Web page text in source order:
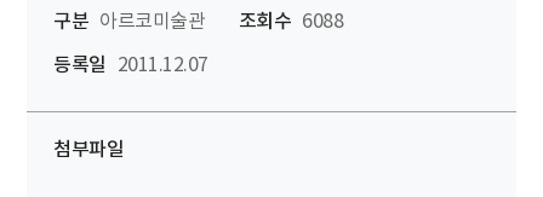
구분 아르코미술관 조회수 6088
등록일
2011.12.07
첨부파일